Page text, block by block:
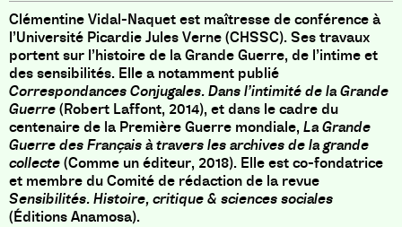
Clémentine Vidal-Naquet est maîtresse de conférence à
l’Université Picardie Jules Verne (CHSSC). Ses travaux
portent sur l’histoire de la Grande Guerre, de l’intime et
des sensibilités. Elle a notamment publié
Correspondances Conjugales. Dans l’intimité de la Grande
Guerre(Robert Laffont, 2014), et dans le cadre du
centenaire de la Première Guerre mondiale,La Grande
Guerre des Français à travers les archives de la grande
collecte(Comme un éditeur, 2018). Elle est co-fondatrice
et membre du Comité de rédaction de la revue
Sensibilités. Histoire, critique & sciences sociales
(Éditions Anamosa).